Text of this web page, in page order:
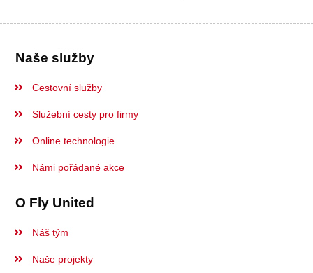
Naše služby
Cestovní služby
Služební cesty pro firmy
Online technologie
Námi pořádané akce
O Fly United
Náš tým
Naše projekty